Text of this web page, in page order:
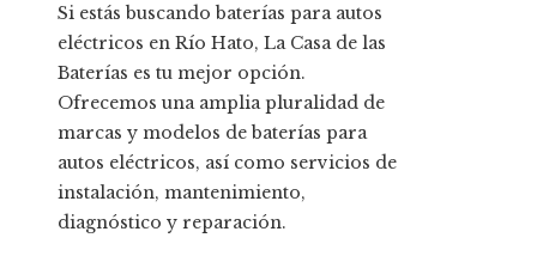
Si estás buscando baterías para autos
eléctricos en Río Hato, La Casa de las
Baterías es tu mejor opción.
Ofrecemos una amplia pluralidad de
marcas y modelos de baterías para
autos eléctricos, así como servicios de
instalación, mantenimiento,
diagnóstico y reparación.